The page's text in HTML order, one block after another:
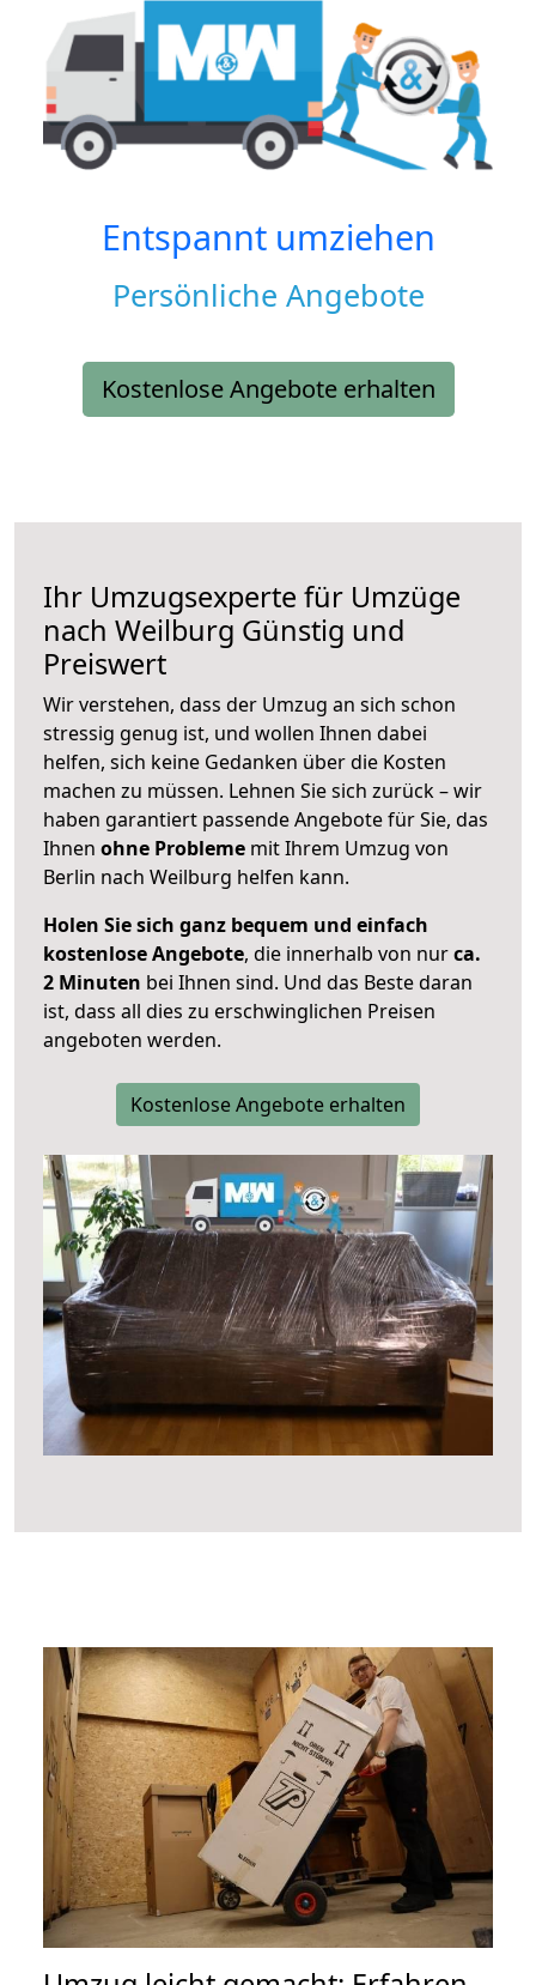
Entspannt umziehen
Persönliche Angebote
Kostenlose Angebote erhalten
Ihr Umzugsexperte für Umzüge
nach Weilburg Günstig und
Preiswert
Wir verstehen, dass der Umzug an sich schon
stressig genug ist, und wollen Ihnen dabei
helfen, sich keine Gedanken über die Kosten
machen zu müssen. Lehnen Sie sich zurück – wir
haben garantiert passende Angebote für Sie, das
Ihnen ohne Probleme mit Ihrem Umzug von
Berlin nach Weilburg helfen kann.
Holen Sie sich ganz bequem und einfach
kostenlose Angebote, die innerhalb von nurca.
2 Minuten bei Ihnen sind. Und das Beste daran
ist, dass all dies zu erschwinglichen Preisen
angeboten werden.
Kostenlose Angebote erhalten